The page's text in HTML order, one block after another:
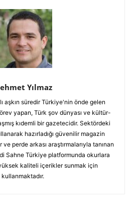
Yılmaz
aşkın süredir Türkiye'nin önde gelen
yapan, Türk şov dünyası ve kültür-
kıdemli bir gazetecidir. Sektördeki
hazırladığı güvenilir magazin
perde arkası araştırmalarıyla tanınan
Sahne Türkiye platformunda okurlara
kaliteli içerikler sunmak için
kullanmaktadır.